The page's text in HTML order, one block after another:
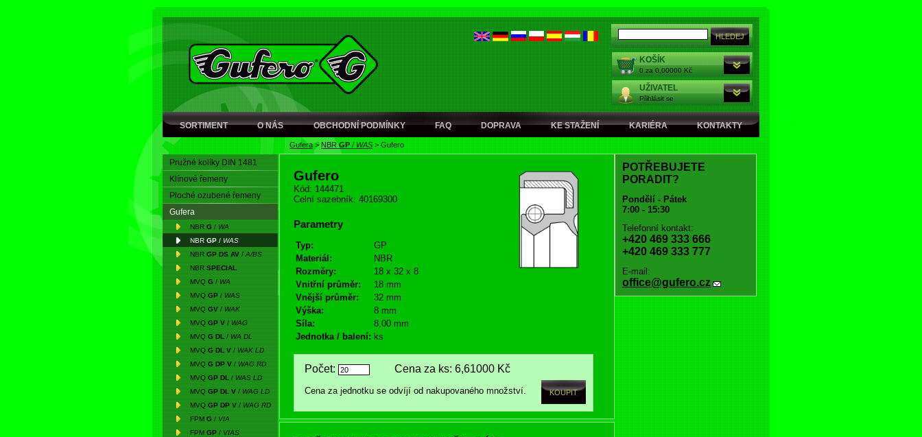
KOŠÍK
0 za 0,00000 Kč
UŽIVATEL
Přihlásit se
SORTIMENT O NÁS OBCHODNÍ PODMÍNKY FAQ DOPRAVA KE STAŽENÍ KARIÉRA KONTAKTY
Gufera> NBRGP / WAS > Gufero
Pružné kolíky DIN 1481
Klínové řemeny
Ploché ozubené řemeny
Gufera
NBR G / WA
NBR GP / WAS
NBR GP DS AV / A/BS
NBR SPECIAL
MVQ G / WA
MVQ GP / WAS
MVQ GV / WAK
MVQ GP V / WAG
MVQ G DL / WA DL
MVQ G DL V / WAK LD
MVQ G DP V / WAG RD
MVQ GP DL / WAS LD
MVQ GP DL V / WAG LD
MVQ GP DP V / WAG RD
FPM G / VIA
FPM GP / VIAS
Gufero
Kód: 144471
Celní sazebník: 40169300
Parametry
Typ:
GP
Materiál:
NBR
Rozměry:
18 x 32 x 8
Vnitřní průměr:
18 mm
Vnější průměr:
32 mm
Výška:
8 mm
Síla:
8,00 mm
Jednotka / balení: ks
Počet: Cena za ks: 6,61000 Kč
Cena za jednotku se odvíjí od nakupovaného množství.
POTŘEBUJETE
PORADIT?
Pondělí - Pátek
7:00 - 15:30
Telefonní kontakt:
+420 469 333 666
+420 469 333 777
E-mail:
office@gufero.cz